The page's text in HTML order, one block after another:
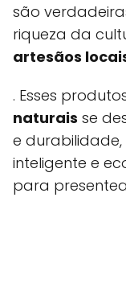
são
riqueza da
artesãos
. Esses
naturais se
e
inteligente e
para